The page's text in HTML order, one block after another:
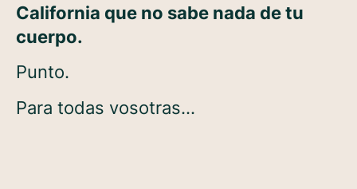
California que no sabe nada de tu
cuerpo.
Punto.
Para todas vosotras…